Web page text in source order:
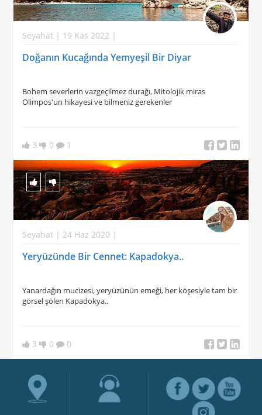
Seyahat | 19 Kas 2022 |
Doğanın Kucağında Yemyeşil Bir Diyar
Bohem severlerin vazgeçilmez durağı, Mitolojik miras
Olimpos'un hikayesi ve bilmeniz gerekenler
3 0 1
Seyahat | 24 Haz 2020 |
Yeryüzünde Bir Cennet: Kapadokya..
Yanardağın mucizesi, yeryüzünün emeği, her köşesiyle tam bir
görsel şölen Kapadokya..
3 0 0